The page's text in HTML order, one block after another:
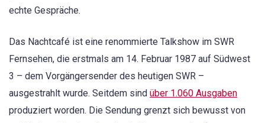
echte Gespräche.
Das Nachtcafé ist eine renommierte Talkshow im SWR
Fernsehen, die erstmals am 14. Februar 1987 auf Südwest
3 – dem Vorgängersender des heutigen SWR –
ausgestrahlt wurde. Seitdem sind über 1.060 Ausgaben
produziert worden. Die Sendung grenzt sich bewusst von